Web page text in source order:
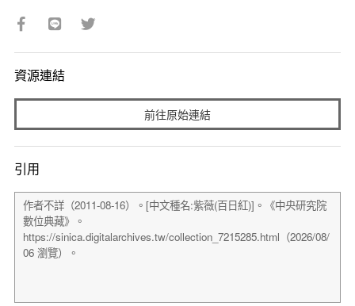
資源連結
前往原始連結
引用